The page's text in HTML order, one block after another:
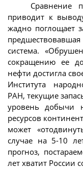
Сравнение
приводит к
жадно поглощает
система.
сокращению ее
нефти достигла
Института
РАН, текущие
уровень добычи
ресурсов
может
случае на 5-10
прогноз,
лет хватит России